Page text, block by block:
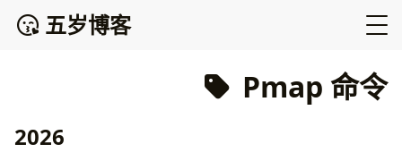
五岁博客
Pmap 命令
2026